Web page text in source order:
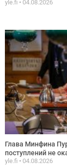
yle.fi 04.08.2026
Глава Минфина
поступлений не
yle.fi 04.08.2026